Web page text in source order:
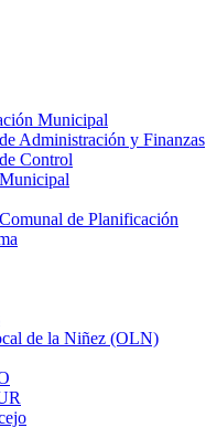
Municipal
Administración y Finanzas
Control
de Planificación
de la Niñez (OLN)